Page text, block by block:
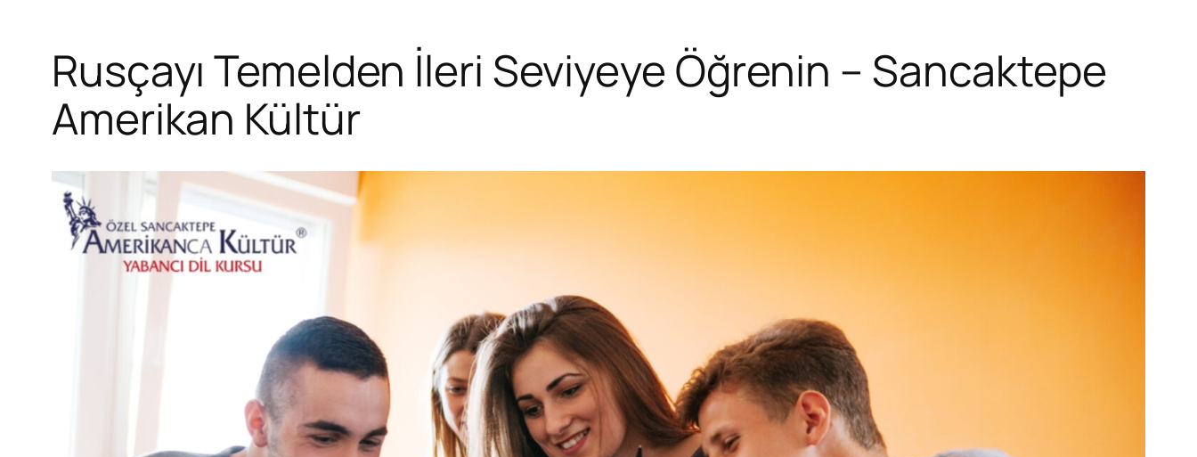
Rusçayı Temelden İleri Seviyeye Öğrenin – Sancaktepe
Amerikan Kültür